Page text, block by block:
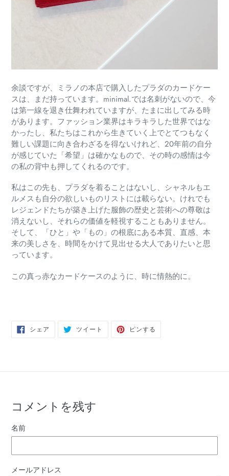
余談ですが、ミラノの本店で購入したプラダのカードケー
スは、まだ持っています。minimal.では名刺がないので、今
は第一線を退き仕舞われていますが、たまに出してみる時
があります。ファッション業界はキラキラした世界ではな
かったし、私たちはこれから生きていく上でとてつもなく
難しい課題に向き合わざるを得ないけれど、20年前の自分
が感じていた「希望」は確かなもので、その時の感情は今
の私の背中も押してくれるのです。
私はこの先も、プラダを着ることはないし、シャネルもエ
ルメスも自分の欲しいものリストには載らない。けれでも
レジェンドたちが築き上げた服飾の歴史と芸術への尊敬は
消えないし、それらの価値を軽視することもありません。
そして、「ひと」や「もの」の根底にある本質、直感、本
来の美しさを、時間をかけて見出せる大人でありたいと思
っています。
この真っ赤なカードケースのように、時に情熱的に。
シェア FACEBOOKツイート TWITTER ピンする
コメントを残す
名前
メールアドレス